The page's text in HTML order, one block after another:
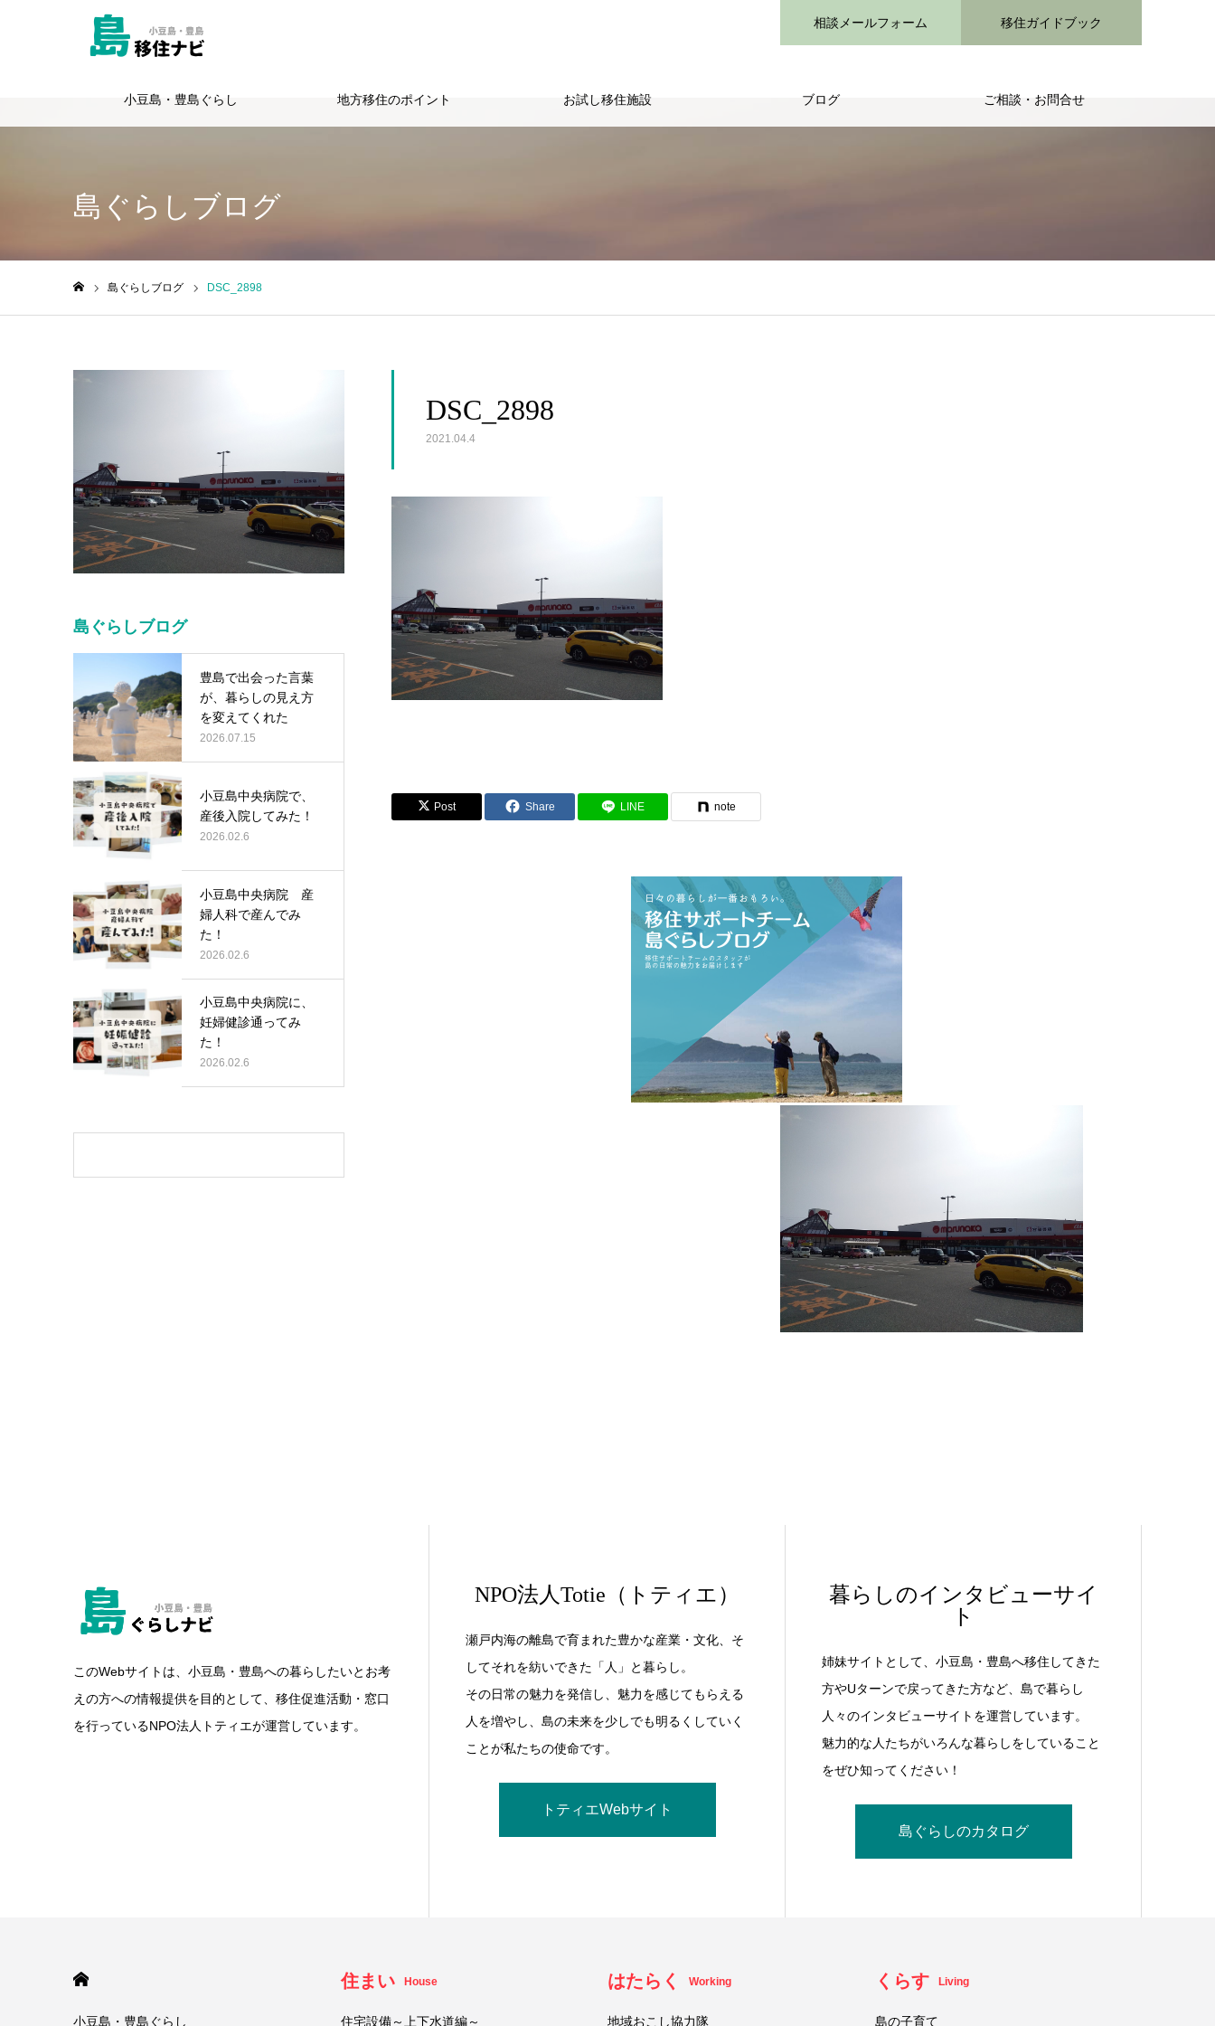
相談メールフォーム 移住ガイドブック
小豆島・豊島ぐらし 地方移住のポイント お試し移住施設 ブログ ご相談・お問合せ
島ぐらしブログ
島ぐらしブログ DSC_2898
DSC_2898
2021.04.4
Post Share LINE note
島ぐらしブログ
豊島で出会った言葉
が、暮らしの見え方
を変えてくれた
2026.07.15
小豆島中央病院で、
産後入院してみた！
2026.02.6
小豆島中央病院 産
婦人科で産んでみ
た！
2026.02.6
小豆島中央病院に、
妊婦健診通ってみ
た！
2026.02.6
このWebサイトは、小豆島・豊島への暮らしたいとお考
えの方への情報提供を目的として、移住促進活動・窓口
を行っているNPO法人トティエが運営しています。
NPO法人Totie（トティエ）
瀬戸内海の離島で育まれた豊かな産業・文化、そ
してそれを紡いできた「人」と暮らし。
その日常の魅力を発信し、魅力を感じてもらえる
人を増やし、島の未来を少しでも明るくしていく
ことが私たちの使命です。
トティエWebサイト
暮らしのインタビューサイ
ト
姉妹サイトとして、小豆島・豊島へ移住してきた
方やUターンで戻ってきた方など、島で暮らし
人々のインタビューサイトを運営しています。
魅力的な人たちがいろんな暮らしをしていること
をぜひ知ってください！
島ぐらしのカタログ
小豆島・豊島ぐらし
住まい House
住宅設備～上下水道編～
はたらく Working
地域おこし協力隊
くらす Living
島の子育て